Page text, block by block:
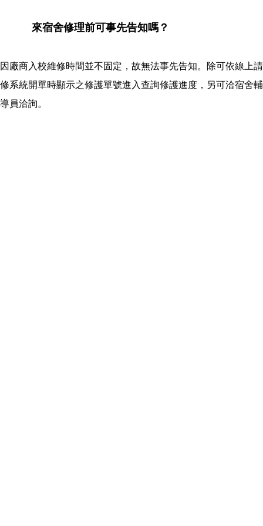
來宿舍修理前可事先告知嗎？
因廠商入校維修時間並不固定，故無法事先告知。除可依線上請
修系統開單時顯示之修護單號進入查詢修護進度，另可洽宿舍輔
導員洽詢。